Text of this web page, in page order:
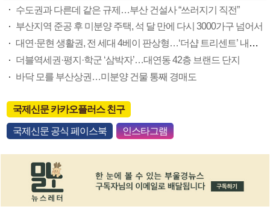
수도권과 다른데 같은 규제…부산 건설사 “쓰러지기 직전”
부산지역 준공 후 미분양 주택, 석 달 만에 다시 3000가구 넘어서
대연·문현 생활권, 전 세대 4베이 판상형…‘더샵 트리센트’ 내달 분양
더블역세권·평지·학군 ‘삼박자’…대연동 42층 브랜드 단지
바닥 모를 부산상권…미분양 건물 통째 경매도
국제신문 카카오플러스 친구
국제신문 공식 페이스북 인스타그램